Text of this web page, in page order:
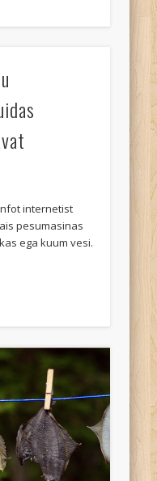
internetist
pesumasinas
ega kuum vesi.